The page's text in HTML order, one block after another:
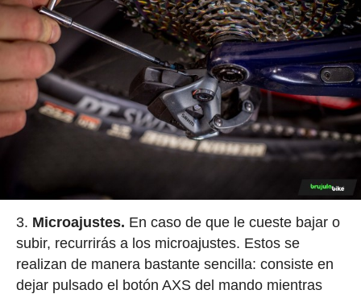
Microajustes. En caso de que le cueste bajar o
subir, recurrirás a los microajustes. Estos se
realizan de manera bastante sencilla: consiste en
dejar pulsado el botón AXS del mando mientras